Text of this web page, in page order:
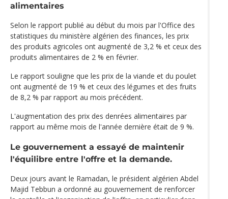
alimentaires
Selon le rapport publié au début du mois par l'Office des
statistiques du ministère algérien des finances, les prix
des produits agricoles ont augmenté de 3,2 % et ceux des
produits alimentaires de 2 % en février.
Le rapport souligne que les prix de la viande et du poulet
ont augmenté de 19 % et ceux des légumes et des fruits
de 8,2 % par rapport au mois précédent.
L'augmentation des prix des denrées alimentaires par
rapport au même mois de l'année dernière était de 9 %.
Le gouvernement a essayé de maintenir
l'équilibre entre l'offre et la demande.
Deux jours avant le Ramadan, le président algérien Abdel
Majid Tebbun a ordonné au gouvernement de renforcer